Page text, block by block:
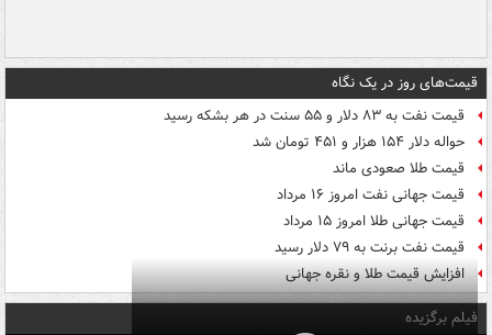
قیمت‌های روز در یک نگاه
قیمت نفت به ۸۳ دلار و ۵۵ سنت در هر بشکه رسید
حواله دلار ۱۵۴ هزار و ۴۵۱ تومان شد
قیمت طلا صعودی ماند
قیمت جهانی نفت امروز ۱۶ مرداد
قیمت جهانی طلا امروز ۱۵ مرداد
قیمت نفت برنت به ۷۹ دلار رسید
افزایش قیمت طلا و نقره جهانی
فیلم برگزیده